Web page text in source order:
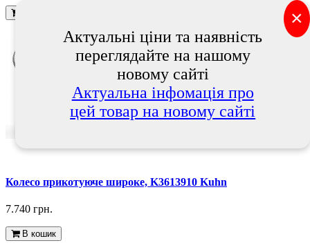
×
Актуальні ціни та наявність
переглядайте на нашому
новому сайті
Актуальна інфомація про
цей товар на новому сайті
Колесо прикотуюче широке, K3613910 Kuhn
7.740 грн.
В кошик